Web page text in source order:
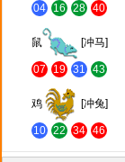
04 16 28 40
鼠 [冲马]
07 19 31 43
鸡 [冲兔]
10 22 34 46